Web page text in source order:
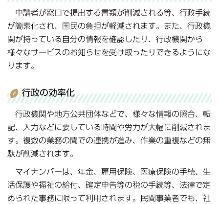
申請者が窓口で提出する書類が削減される等、行政手続
が簡素化され、国民の負担が軽減されます。また、行政機
関が持っている自分の情報を確認したり、行政機関から
様々なサービスのお知らせを受け取ったりできるようにな
ります。
行政の効率化
行政機関や地方公共団体などで、様々な情報の照合、転
記、入力などに要している時間や労力が大幅に削減されま
す。複数の業務の間での連携が進み、作業の重複などの無
駄が削減されます。
マイナンバーは、年金、雇用保険、医療保険の手続、生
活保護や福祉の給付、確定申告等の税の手続等、法律で定
められた事務に限って利用されます。民間事業者でも、社